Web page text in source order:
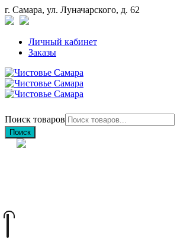
г. Самара, ул. Луначарского, д. 62
Личный кабинет
Заказы
Поиск товаров
Поиск